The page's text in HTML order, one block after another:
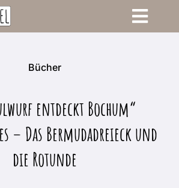
Toggle
Login
Bücher
entdeckt Bochum“
– Das Bermudadreieck und
die Rotunde